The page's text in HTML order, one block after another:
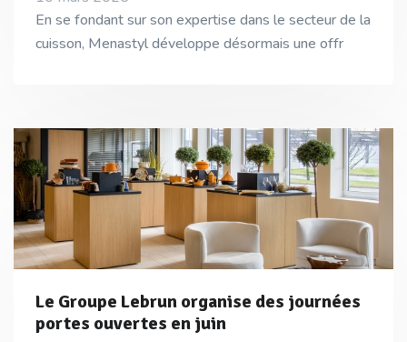
En se fondant sur son expertise dans le secteur de la
cuisson, Menastyl développe désormais une offr
Le Groupe Lebrun organise des journées
portes ouvertes en juin